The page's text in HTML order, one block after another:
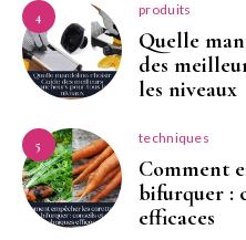
4 produits
Quelle
des
les niveaux
5 techniques
Comment
bifurquer :
efficaces